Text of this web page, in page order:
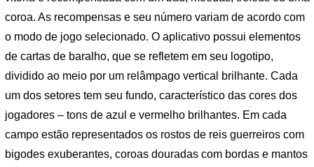
coroa. As recompensas e seu número variam de acordo com
o modo de jogo selecionado. O aplicativo possui elementos
de cartas de baralho, que se refletem em seu logotipo,
dividido ao meio por um relâmpago vertical brilhante. Cada
um dos setores tem seu fundo, característico das cores dos
jogadores – tons de azul e vermelho brilhantes. Em cada
campo estão representados os rostos de reis guerreiros com
bigodes exuberantes, coroas douradas com bordas e mantos